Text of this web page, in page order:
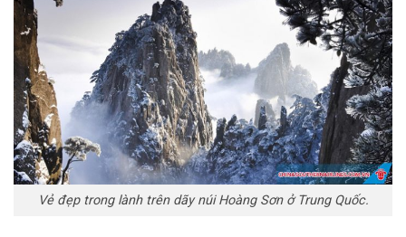
Vẻ đẹp trong lành trên dãy núi Hoàng Sơn ở Trung Quốc.